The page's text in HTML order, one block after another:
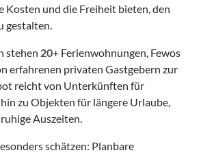
Kosten und die Freiheit bieten, den
gestalten.
stehen 20+ Ferienwohnungen, Fewos
erfahrenen privaten Gastgebern zur
reicht von Unterkünften für
zu Objekten für längere Urlaube,
Auszeiten.
schätzen: Planbare